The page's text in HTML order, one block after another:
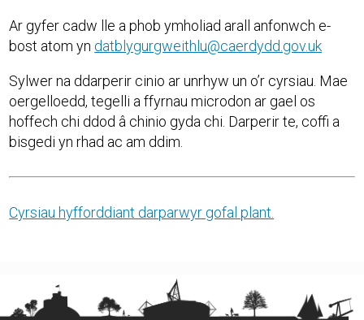
Ar gyfer cadw lle a phob ymholiad arall anfonwch e-
bost atom yn datblygurgweithlu@caerdydd.gov.uk
Sylwer na ddarperir cinio ar unrhyw un o’r cyrsiau. Mae
oergelloedd, tegelli a ffyrnau microdon ar gael os
hoffech chi ddod â chinio gyda chi. Darperir te, coffi a
bisgedi yn rhad ac am ddim.
Cyrsiau hyfforddiant darparwyr gofal plant.